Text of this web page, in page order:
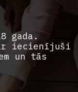
gada.
iecienījuši
un tās